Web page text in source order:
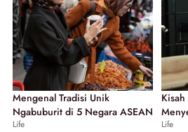
Mengenal Tradisi Unik
Ngabuburit di 5 Negara ASEAN
Life Life